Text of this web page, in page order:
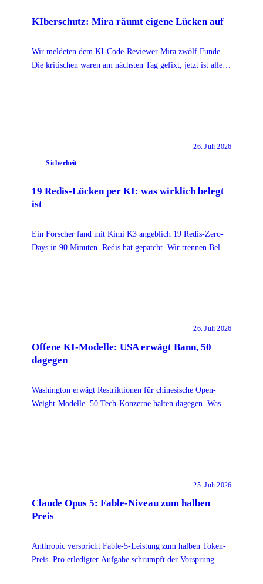
KIberschutz: Mira räumt eigene Lücken auf
Wir meldeten dem KI-Code-Reviewer Mira zwölf Funde.
Die kritischen waren am nächsten Tag gefixt, jetzt ist alles
26. Juli 2026
Sicherheit
19 Redis-Lücken per KI: was wirklich belegt
ist
Ein Forscher fand mit Kimi K3 angeblich 19 Redis-Zero-
Days in 90 Minuten. Redis hat gepatcht. Wir trennen Beleg
26. Juli 2026
Offene KI-Modelle: USA erwägt Bann, 50
dagegen
Washington erwägt Restriktionen für chinesische Open-
Weight-Modelle. 50 Tech-Konzerne halten dagegen. Was
25. Juli 2026
Claude Opus 5: Fable-Niveau zum halben
Preis
Anthropic verspricht Fable-5-Leistung zum halben Token-
Preis. Pro erledigter Aufgabe schrumpft der Vorsprung.